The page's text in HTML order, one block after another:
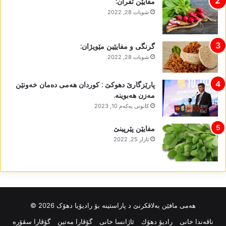
شوبات 28, 2022
گرنگی و مفایێین مێویژان:
شوبات 28, 2022
پارێزگارێ دھوکێ : کوردان ھەمی دەمان خەونێن
مەزن ھەبوینە.
كانونی یه‌كه‌م 10, 2023
مفایێن پێرپینێ
ئازار 25, 2022
ھەمی مافێن بەلاڤکرنێ د پاراستینە بۆ رادیۆیا دھۆک 2026 ©
ناڤه‌ندا خانی
رادیۆ دهۆك ئاژانسا خانی گۆڤارا مەتین گۆڤارا سڤۆرە